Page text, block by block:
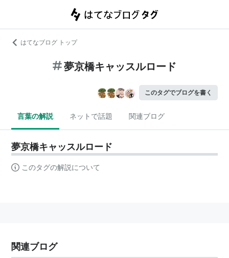
はてなブログ トップ
夢京橋キャッスルロード
このタグでブログを書く
言葉の解説 ネットで話題 関連ブログ
夢京橋キャッスルロード
このタグの解説について
関連ブログ